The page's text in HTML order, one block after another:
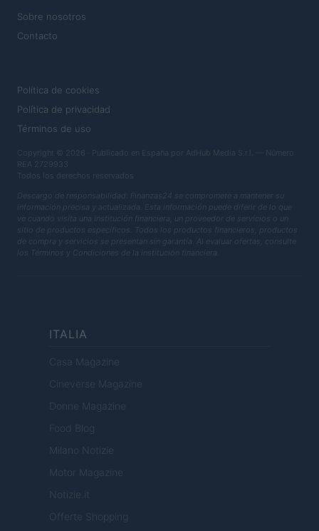
Sobre nosotros
Contacto
Política de cookies
Política de privacidad
Términos de uso
Copyright © 2026 · Publicado en España por AdHub Media S.r.l. — Número
REA 2729933
Todos los derechos reservados
Descargo de responsabilidad: Finanzas24 se compromete a mantener su
información precisa y actualizada. Esta información puede diferir de lo que
ve cuando visita una institución financiera, un proveedor de servicios o un
sitio de productos específicos. Todos los productos financieros, productos
de compra y servicios se presentan sin garantía. Al evaluar ofertas, consulte
los Términos y Condiciones de la institución financiera.
ITALIA
Casa Magazine
Cineverse Magazine
Donne Magazine
Food Blog
Milano Notizie
Motor Magazine
Notizie.it
Offerte Shopping